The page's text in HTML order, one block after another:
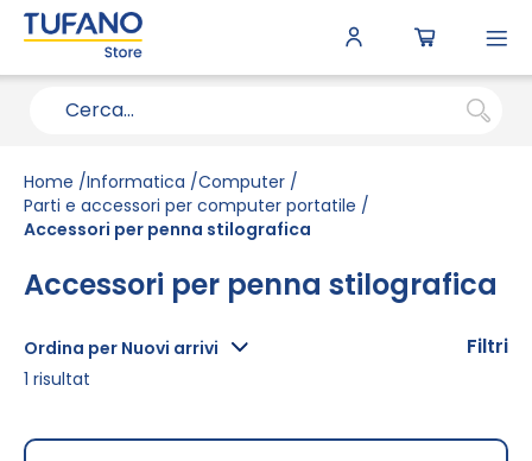
Home Informatica Computer
Parti e accessori per computer portatile
Accessori per penna stilografica
Accessori per penna stilografica
Ordina per Nuovi arrivi
1 risultat
Filtri